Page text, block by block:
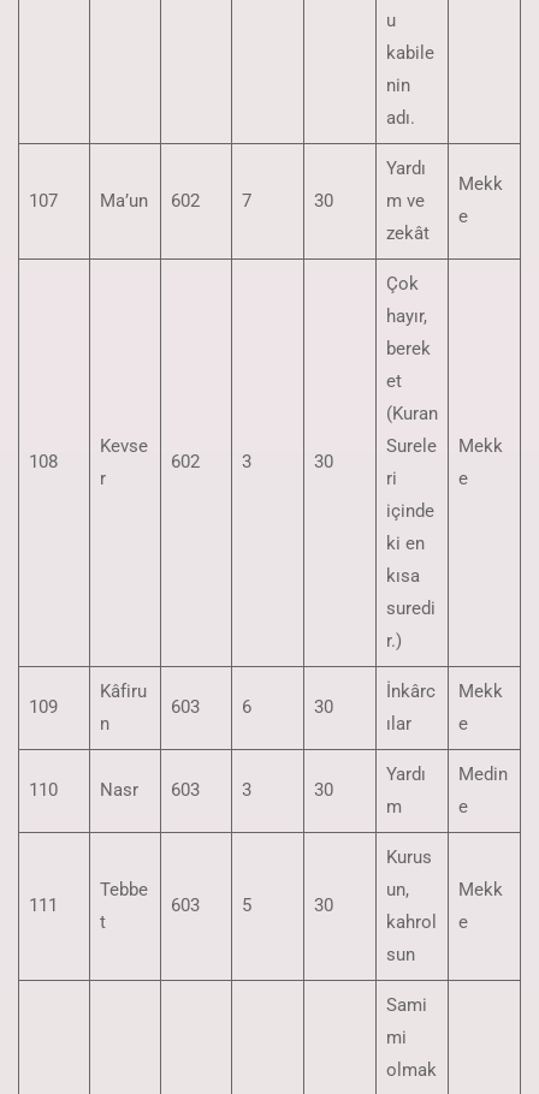
u
kabile
nin
adı.
107 Ma’un 602 7 30
Yardı
m ve
zekât
Mekk
e
108
Kevse
r
602 3 30
Çok
hayır,
berek
et
(Kuran
Surele
ri
içinde
ki en
kısa
suredi
r.)
Mekk
e
109
Kâfiru
n
603 6 30
İnkârc
ılar
Mekk
e
110 Nasr 603 3 30
Yardı
m
Medin
e
111
Tebbe
t
603 5 30
Kurus
un,
kahrol
sun
Mekk
e
Sami
mi
olmak